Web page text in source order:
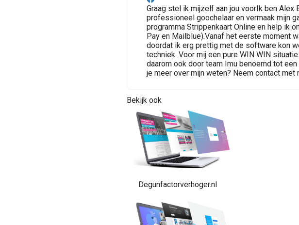
Graag stel ik mijzelf aan jou voorIk ben Alex
professioneel goochelaar en vermaak mijn
programma Strippenkaart Online en help ik
Pay en Mailblue).Vanaf het eerste moment
doordat ik erg prettig met de software kon
techniek. Voor mij een pure WIN WIN
daarom ook door team Imu benoemd tot
je meer over mijn weten? Neem contact met
Bekijk ook
Degunfactorverhoger.nl